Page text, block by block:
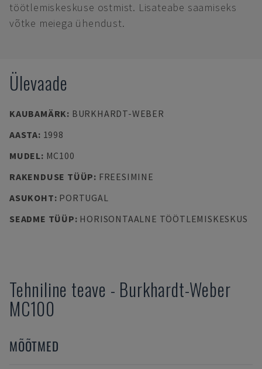
töötlemiskeskuse ostmist. Lisateabe saamiseks
võtke meiega ühendust.
Ülevaade
KAUBAMÄRK: BURKHARDT-WEBER
AASTA: 1998
MUDEL: MC100
RAKENDUSE TÜÜP: FREESIMINE
ASUKOHT: PORTUGAL
SEADME TÜÜP: HORISONTAALNE TÖÖTLEMISKESKUS
Tehniline teave - Burkhardt-Weber
MC100
MÕÕTMED